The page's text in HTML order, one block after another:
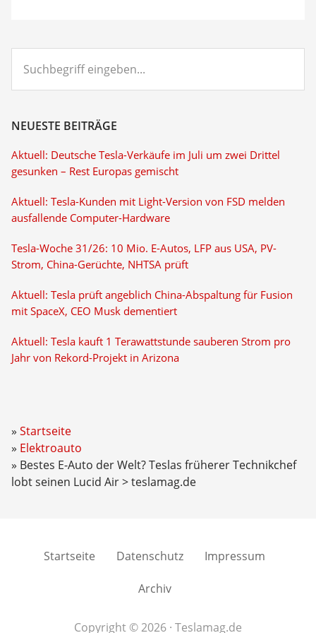
eingeben...
NEUESTE BEITRÄGE
Aktuell: Deutsche Tesla-Verkäufe im Juli um zwei Drittel
gesunken – Rest Europas gemischt
Aktuell: Tesla-Kunden mit Light-Version von FSD melden
ausfallende Computer-Hardware
Tesla-Woche 31/26: 10 Mio. E-Autos, LFP aus USA, PV-
Strom, China-Gerüchte, NHTSA prüft
Aktuell: Tesla prüft angeblich China-Abspaltung für Fusion
mit SpaceX, CEO Musk dementiert
Aktuell: Tesla kauft 1 Terawattstunde sauberen Strom pro
Jahr von Rekord-Projekt in Arizona
Startseite
Elektroauto
Bestes E-Auto der Welt? Teslas früherer Technikchef
lobt seinen Lucid Air > teslamag.de
Startseite Datenschutz Impressum
Archiv
Copyright © 2026 · Teslamag.de